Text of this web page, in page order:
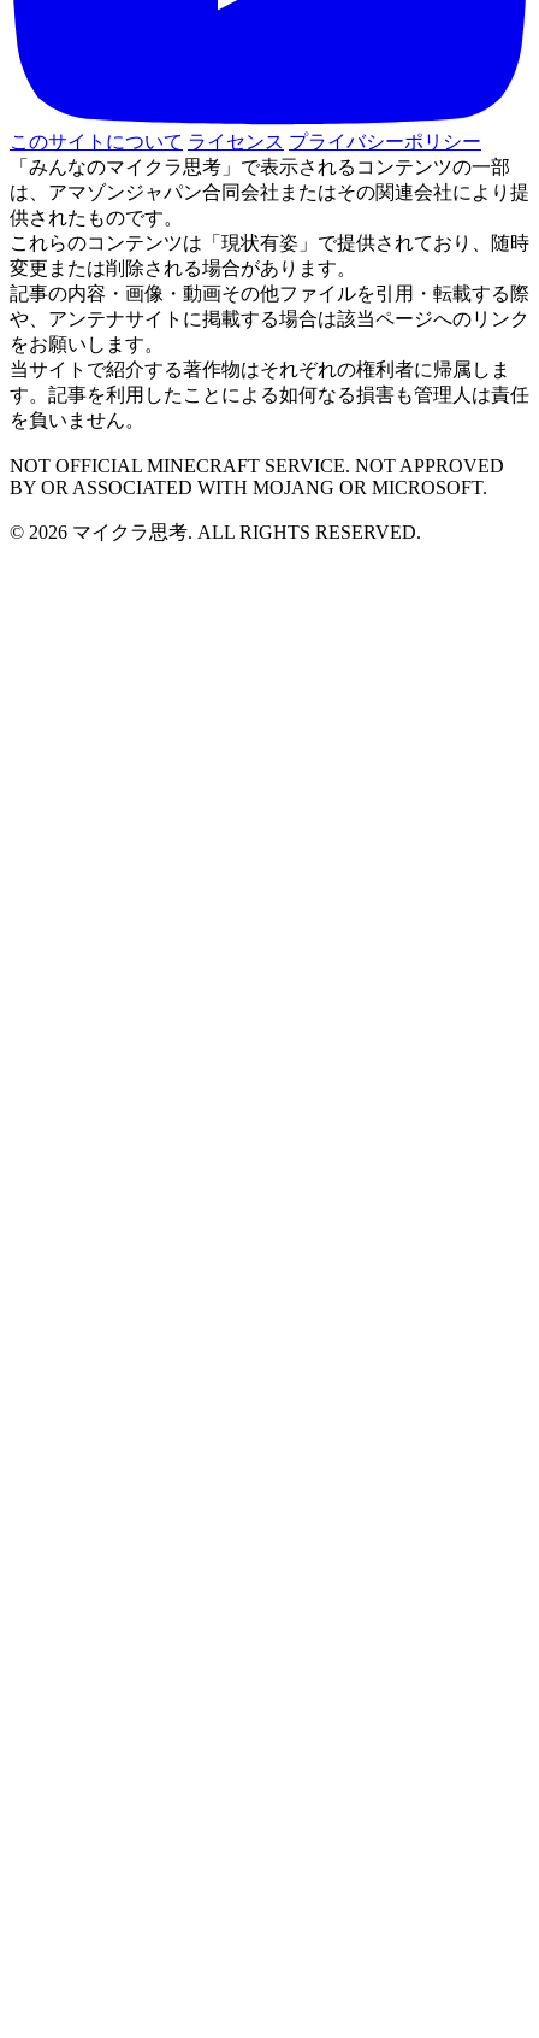
このサイトについて ライセンス プライバシーポリシー
「みんなのマイクラ思考」で表示されるコンテンツの一部
は、アマゾンジャパン合同会社またはその関連会社により提
供されたものです。
これらのコンテンツは「現状有姿」で提供されており、随時
変更または削除される場合があります。
記事の内容・画像・動画その他ファイルを引用・転載する際
や、アンテナサイトに掲載する場合は該当ページへのリンク
をお願いします。
当サイトで紹介する著作物はそれぞれの権利者に帰属しま
す。記事を利用したことによる如何なる損害も管理人は責任
を負いません。
NOT OFFICIAL MINECRAFT SERVICE. NOT APPROVED
BY OR ASSOCIATED WITH MOJANG OR MICROSOFT.
© 2026 マイクラ思考. ALL RIGHTS RESERVED.